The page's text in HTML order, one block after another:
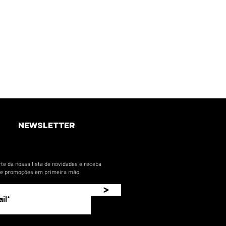
newsletter
da nossa lista de novidades e receba
promoções em primeira mão.
>
ENTRA NO GRUPO DA P4
Line-up, pré-venda e listas VIP caem primeiro no
grupo dos Clubbers de Aracaju. Deixa seu contato